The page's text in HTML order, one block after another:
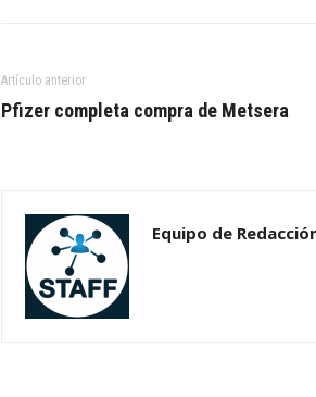
Artículo anterior
Pfizer completa compra de Metsera
Equipo de